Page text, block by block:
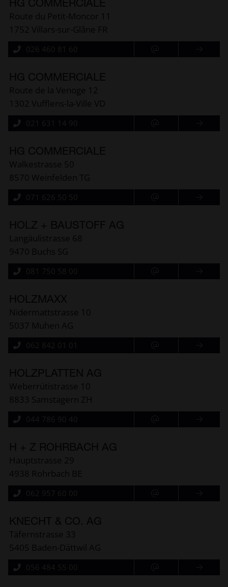
Route du Petit-Moncor 11
1752 Villars-sur-Glâne FR
026 460 81 60
HG COMMERCIALE
Route de la Venoge 12
1302 Vufflens-la-Ville VD
021 631 14 90
HG COMMERCIALE
Walkestrasse 50
8570 Weinfelden TG
071 626 50 50
HOLZ + BAUSTOFF AG
Langäulistrasse 68
9470 Buchs SG
081 750 58 00
HOLZMAXX
Nidermattstrasse 10
5037 Muhen AG
062 842 01 01
HOLZPLATTEN AG
Weberrütistrasse 10
8833 Samstagern ZH
044 786 90 40
H + Z ROHRBACH AG
Hauptstrasse 29
4938 Rohrbach BE
062 957 60 00
KNECHT & CO. AG
Täfernstrasse 33
5405 Baden-Dättwil AG
056 484 55 00